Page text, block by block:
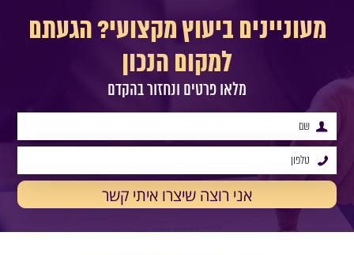
מעוניינים ביעוץ מקצועי? הגעתם
למקום הנכון
מלאו פרטים ונחזור בהקדם